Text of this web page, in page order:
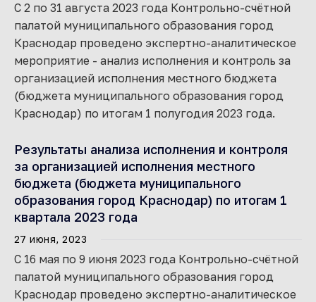
С 2 по 31 августа 2023 года Контрольно-счётной
палатой муниципального образования город
Краснодар проведено экспертно-аналитическое
мероприятие - анализ исполнения и контроль за
организацией исполнения местного бюджета
(бюджета муниципального образования город
Краснодар) по итогам 1 полугодия 2023 года.
Результаты анализа исполнения и контроля
за организацией исполнения местного
бюджета (бюджета муниципального
образования город Краснодар) по итогам 1
квартала 2023 года
27 июня, 2023
С 16 мая по 9 июня 2023 года Контрольно-счётной
палатой муниципального образования город
Краснодар проведено экспертно-аналитическое